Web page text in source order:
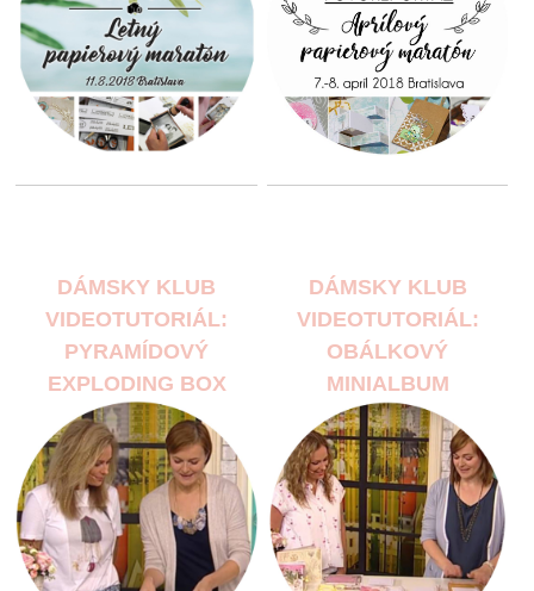
DÁMSKY KLUB
VIDEOTUTORIÁL:
PYRAMÍDOVÝ
EXPLODING BOX
DÁMSKY KLUB
VIDEOTUTORIÁL:
OBÁLKOVÝ
MINIALBUM